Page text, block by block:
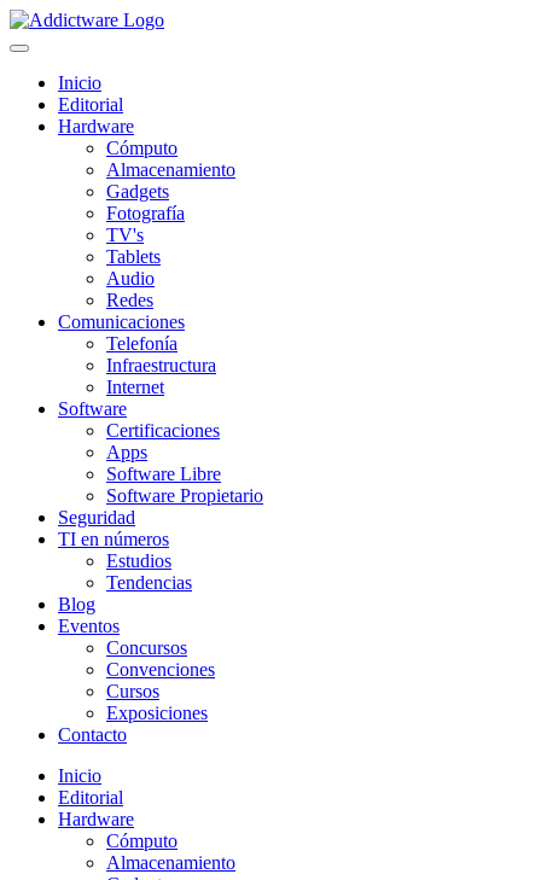
Inicio
Editorial
Hardware
Cómputo
Almacenamiento
Gadgets
Fotografía
TV's
Tablets
Audio
Redes
Comunicaciones
Telefonía
Infraestructura
Internet
Software
Certificaciones
Apps
Software Libre
Software Propietario
Seguridad
TI en números
Estudios
Tendencias
Blog
Eventos
Concursos
Convenciones
Cursos
Exposiciones
Contacto
Inicio
Editorial
Hardware
Cómputo
Almacenamiento